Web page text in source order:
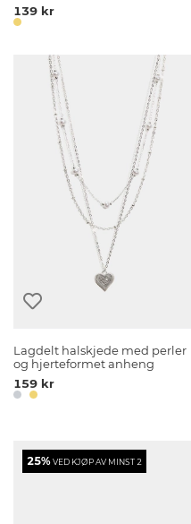
139 kr
Lagdelt halskjede med perler
og hjerteformet anheng
159 kr
25%VED KJØP AV MINST 2